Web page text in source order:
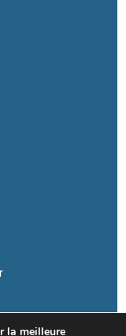
la meilleure